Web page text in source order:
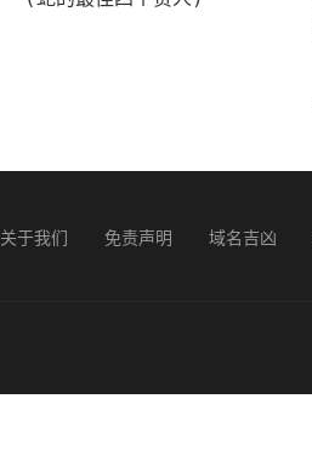
关于我们 免责声明 域名吉凶